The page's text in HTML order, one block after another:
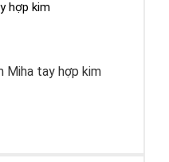
hợp kim
Miha tay hợp kim